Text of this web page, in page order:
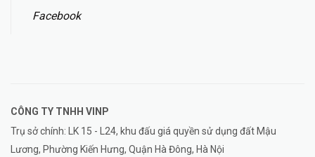
Facebook
CÔNG TY TNHH VINP
Trụ sở chính: LK 15 - L24, khu đấu giá quyền sử dụng đất Mậu
Lương, Phường Kiến Hưng, Quận Hà Đông, Hà Nội